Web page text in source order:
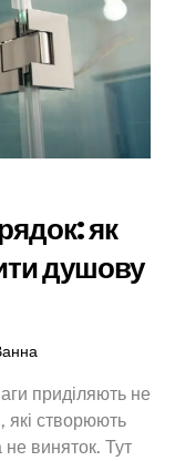
як
душову
приділяють не
які створюють
не виняток. Тут